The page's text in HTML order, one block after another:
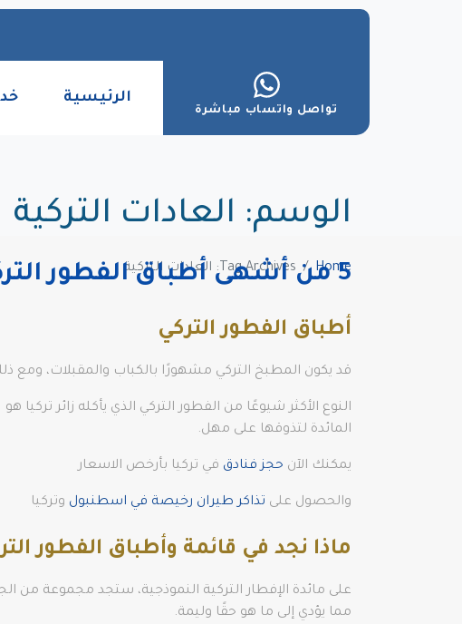
تواصل واتساب مباشرة
الرئيسية
الوسم: العادات التركية
Home Tag Archives: العادات التركية 5 من أشهى أطباق الفطور التركي يجب تجربتها
أطباق الفطور التركي
قد يكون المطبخ التركي مشهورًا بالكباب والمقبلات، ومع
المائدة لتذوقها على مهل.
يمكنك الآن حجز فنادق في تركيا بأرخص الاسعار
والحصول على تذاكر طيران رخيصة في اسطنبول وتركيا
ماذا نجد في قائمة وأطباق الفطور
على مائدة الإفطار التركية النموذجية، ستجد مجموعة من
مما يؤدي إلى ما هو حقًا وليمة.